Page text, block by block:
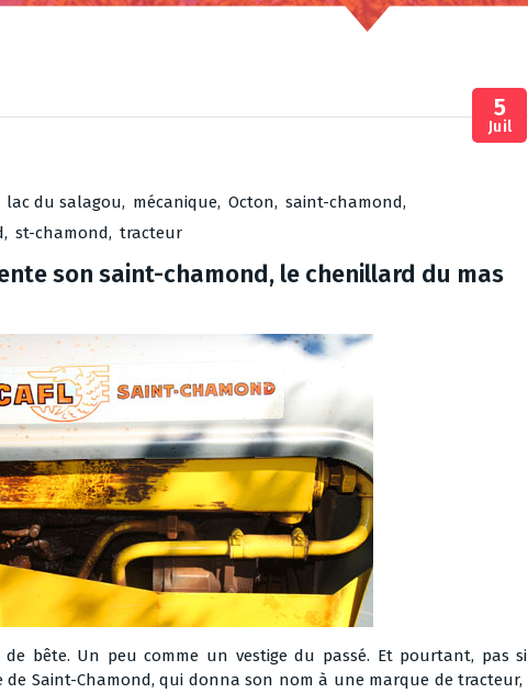
lac du salagou, mécanique, Octon, saint-chamond,
, st-chamond, tracteur
5
Juil
son saint-chamond, le chenillard du mas
bête. Un peu comme un vestige du passé. Et pourtant, pas si
Saint-Chamond, qui donna son nom à une marque de tracteur,